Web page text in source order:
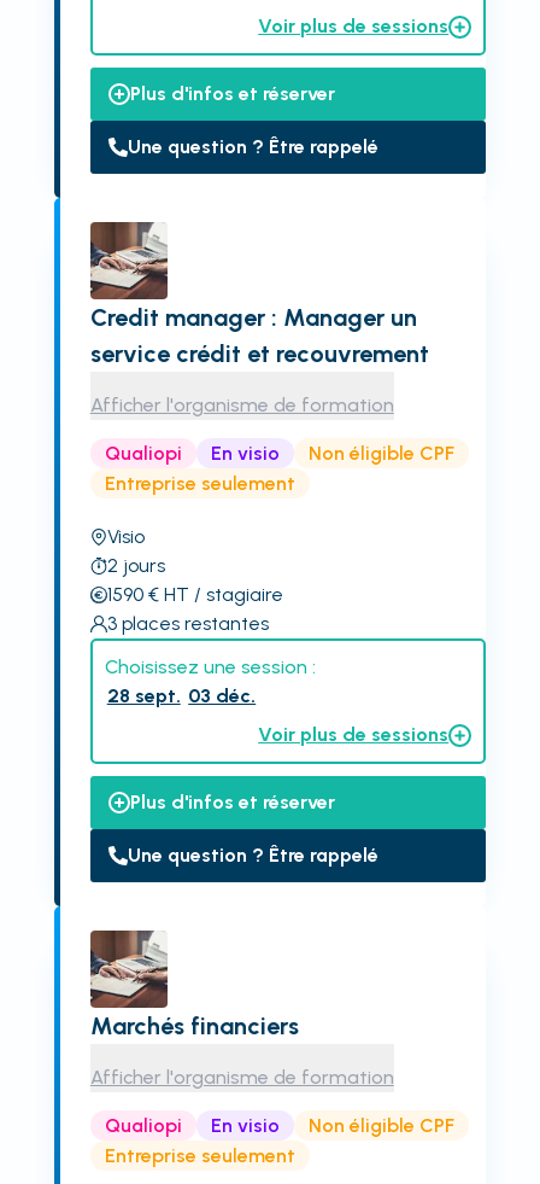
Voir plus de sessions
Plus d'infos et réserver
Une question ? Être rappelé
Credit manager : Manager un
service crédit et recouvrement
Afficher l'organisme de formation
Qualiopi En visio
Non éligible CPF
Entreprise seulement
Visio
2 jours
1590€ HT / stagiaire
3 places restantes
Choisissez une session :
28 sept. 03 déc.
Voir plus de sessions
Plus d'infos et réserver
Une question ? Être rappelé
Marchés financiers
Afficher l'organisme de formation
Qualiopi En visio
Non éligible CPF
Entreprise seulement